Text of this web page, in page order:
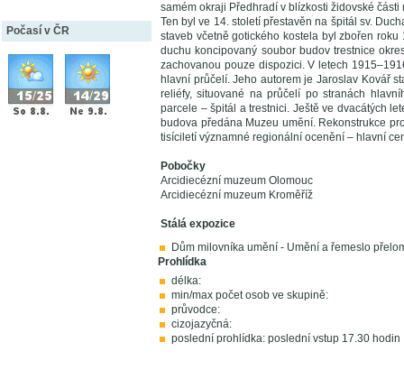
Počasí v ČR
samém okraji Předhradí v blízkosti židovské
Ten byl ve 14. století přestavěn na špitál sv.
staveb včetně gotického kostela byl zbořen
duchu koncipovaný soubor budov trestnice
zachovanou pouze dispozici. V letech
hlavní průčelí. Jeho autorem je Jaroslav Kovář
reliéfy, situované na průčelí po stranách
parcele – špitál a trestnici. Ještě ve dvacátých
budova předána Muzeu umění. Rekonstrukce
tisíciletí významné regionální ocenění – hlavní
Pobočky
Arcidiecézní muzeum Olomouc
Arcidiecézní muzeum Kroměříž
Stálá expozice
Dům milovníka umění - Umění a řemeslo
Prohlídka
délka:
min/max počet osob ve skupině:
průvodce:
cizojazyčná:
poslední prohlídka: poslední vstup 17.30 hodin